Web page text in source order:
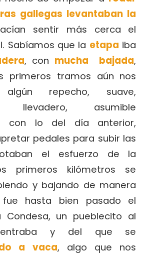
gallegas levantaban la
sentir más cerca el
Sabíamos que la etapa iba
, con mucha bajada,
primeros tramos aún nos
algún repecho, suave,
llevadero, asumible
con lo del día anterior,
pedales para subir las
el esfuerzo de la
primeros kilómetros se
y bajando de manera
fue hasta bien pasado el
Condesa, un pueblecito al
y del que se
a vaca, algo que nos